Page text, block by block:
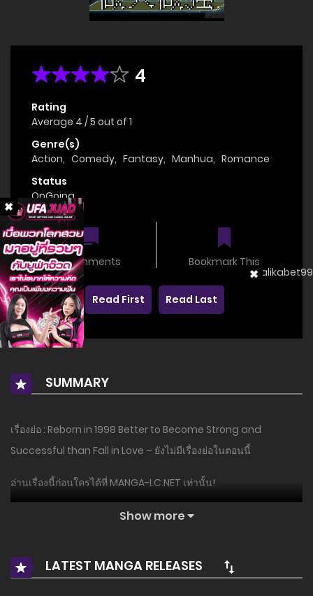
4
Rating
Average 4 /5 out of 1
Genre(s)
Action, Comedy, Fantasy, Manhua, Romance
Status
OnGoing
0 comments Bookmark This
Read First Read Last
SUMMARY
เรื่องย่อ : Reborn in 1998 Better to Become Strong and
Successful than Fall in Love – ยังไม่มีเรื่องย่อในตอนนี้
อ่านเรื่องนี้ก่อนใครได้ที่ MANGA-LC.NET เท่านั้น!
Show more
LATEST MANGA RELEASES